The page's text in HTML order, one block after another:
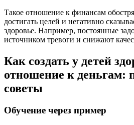
Такое отношение к финансам
достигать целей и негативно
здоровье. Например, постоянные
источником тревоги и снижают
Как создать у детей
отношение к деньгам:
советы
Обучение через пример